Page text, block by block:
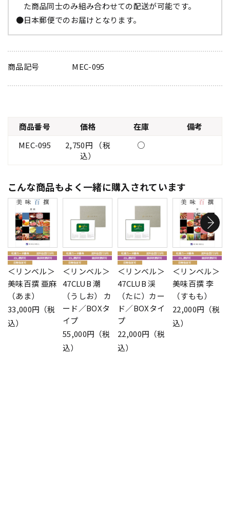
た商品同士のみ組み合わせての配送が可能です。
●日本郵便でのお届けとなります。
商品記号 MEC-095
商品番号 価格 在庫
備考
MEC-095
2,750円 （税
込）
○
こんな商品もよく一緒に購入されています
＜リンベル＞
美味百撰 亜麻
（あま）
33,000円（税
込）
＜リンベル＞
47CLUB 潮
（うしお） カ
ード／BOXタ
イプ
55,000円（税
込）
＜リンベル＞
47CLUB 渓
（たに）カー
ド／BOXタイ
プ
22,000円（税
込）
＜リンベル＞
美味百撰 李
（すもも）
22,000円（税
込）